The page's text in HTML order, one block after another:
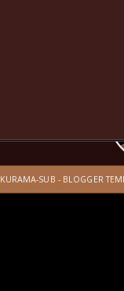
KURAMA-SUB - BLOGGER